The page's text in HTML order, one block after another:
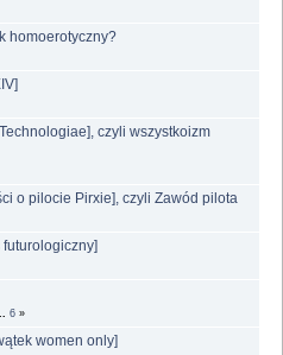
homoerotyczny?
czyli wszystkoizm
o pilocie Pirxie], czyli Zawód pilota
6 »
women only]